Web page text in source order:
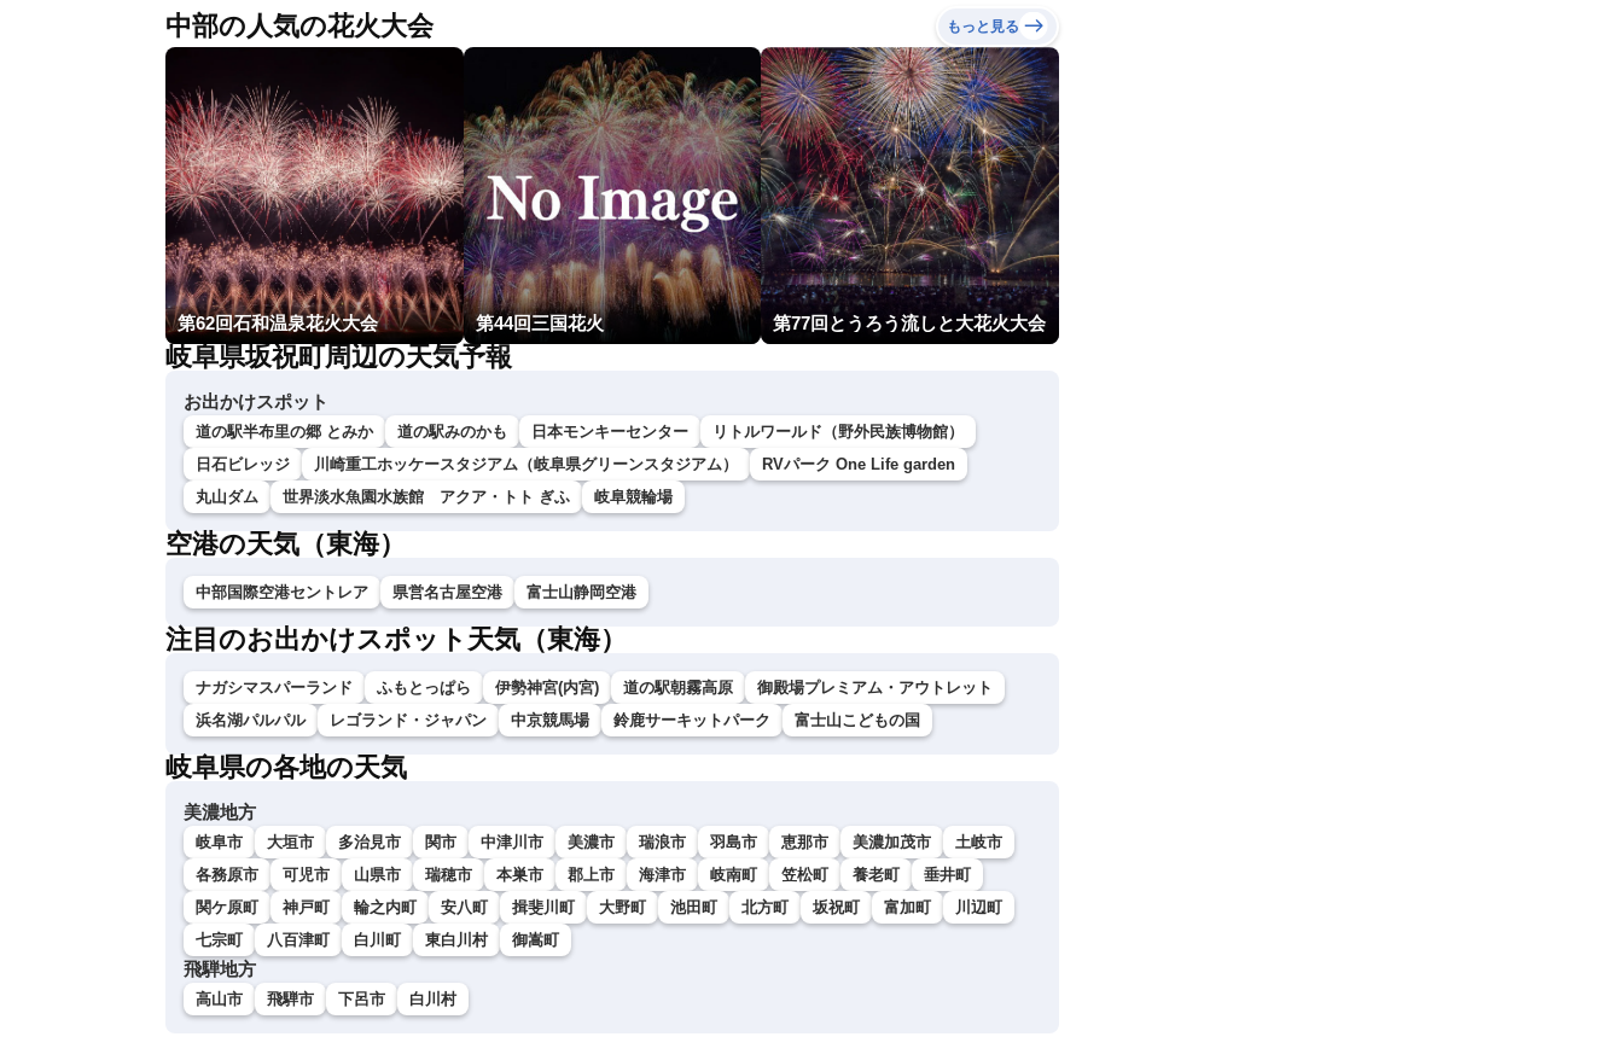
中部の人気の花火大会 もっと見る
第62回石和温泉花火大会 第44回三国花火 第77回とうろう流しと大花火大会
岐阜県坂祝町周辺の天気予報
お出かけスポット
道の駅半布里の郷 とみか 道の駅みのかも 日本モンキーセンター
リトルワールド（野外民族博物館）
日石ビレッジ
川崎重工ホッケースタジアム（岐阜県グリーンスタジアム）
RVパーク One Life garden
丸山ダム
世界淡水魚園水族館 アクア・トト ぎふ 岐阜競輪場
空港の天気（東海）
中部国際空港セントレア 県営名古屋空港 富士山静岡空港
注目のお出かけスポット天気（東海）
ナガシマスパーランド ふもとっぱら 伊勢神宮(内宮) 道の駅朝霧高原
御殿場プレミアム・アウトレット
浜名湖パルパル
レゴランド・ジャパン 中京競馬場 鈴鹿サーキットパーク 富士山こどもの国
岐阜県の各地の天気
美濃地方
岐阜市 大垣市 多治見市 関市 中津川市 美濃市 瑞浪市 羽島市 恵那市 美濃加茂市
土岐市
各務原市
可児市 山県市 瑞穂市 本巣市 郡上市 海津市 岐南町 笠松町 養老町
垂井町
関ケ原町
神戸町 輪之内町 安八町 揖斐川町 大野町 池田町 北方町 坂祝町 富加町
川辺町
七宗町
八百津町 白川町 東白川村 御嵩町
飛騨地方
高山市 飛騨市 下呂市 白川村